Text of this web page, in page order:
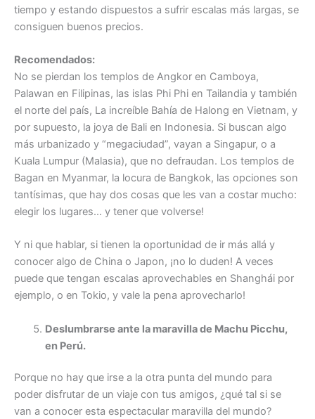
tiempo y estando dispuestos a sufrir escalas más largas, se
consiguen buenos precios.
Recomendados:
No se pierdan los templos de Angkor en Camboya,
Palawan en Filipinas, las islas Phi Phi en Tailandia y también
el norte del país, La increíble Bahía de Halong en Vietnam, y
por supuesto, la joya de Bali en Indonesia. Si buscan algo
más urbanizado y “megaciudad”, vayan a Singapur, o a
Kuala Lumpur (Malasia), que no defraudan. Los templos de
Bagan en Myanmar, la locura de Bangkok, las opciones son
tantísimas, que hay dos cosas que les van a costar mucho:
elegir los lugares… y tener que volverse!
Y ni que hablar, si tienen la oportunidad de ir más allá y
conocer algo de China o Japon, ¡no lo duden! A veces
puede que tengan escalas aprovechables en Shanghái por
ejemplo, o en Tokio, y vale la pena aprovecharlo!
Deslumbrarse ante la maravilla de Machu Picchu,
en Perú.
Porque no hay que irse a la otra punta del mundo para
poder disfrutar de un viaje con tus amigos, ¿qué tal si se
van a conocer esta espectacular maravilla del mundo?